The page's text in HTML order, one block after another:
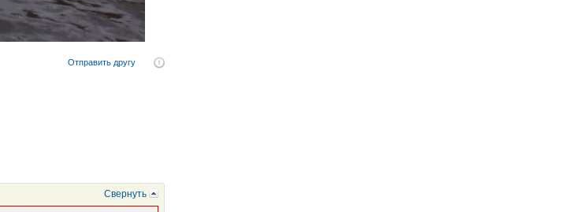
Отправить другу
Свернуть